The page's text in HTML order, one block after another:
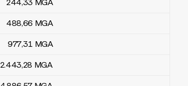
244,33 MGA
488,66 MGA
977,31 MGA
2.443,28 MGA